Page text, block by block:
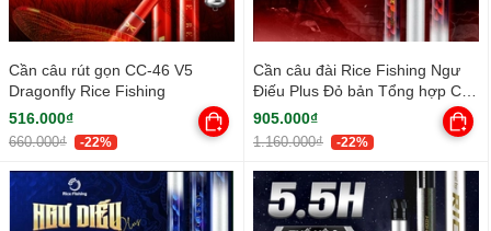
Cần câu rút gọn CC-46 V5
Dragonfly Rice Fishing
516.000₫
660.000₫ -22%
Cần câu đài Rice Fishing Ngư
Điếu Plus Đỏ bản Tổng hợp CC-
43
905.000₫
1.160.000₫ -22%